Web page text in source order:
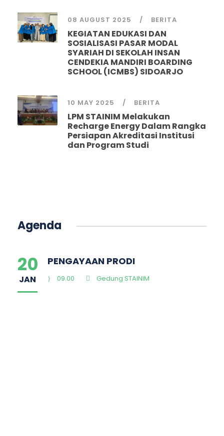
08 AUGUST 2025 BERITA
KEGIATAN EDUKASI DAN
SOSIALISASI PASAR MODAL
SYARIAH DI SEKOLAH INSAN
CENDEKIA MANDIRI BOARDING
SCHOOL (ICMBS) SIDOARJO
10 MAY 2025 BERITA
LPM STAINIM Melakukan
Recharge Energy Dalam Rangka
Persiapan Akreditasi Institusi
dan Program Studi
Agenda
20
JAN
PENGAYAAN PRODI
09.00 Gedung STAINIM